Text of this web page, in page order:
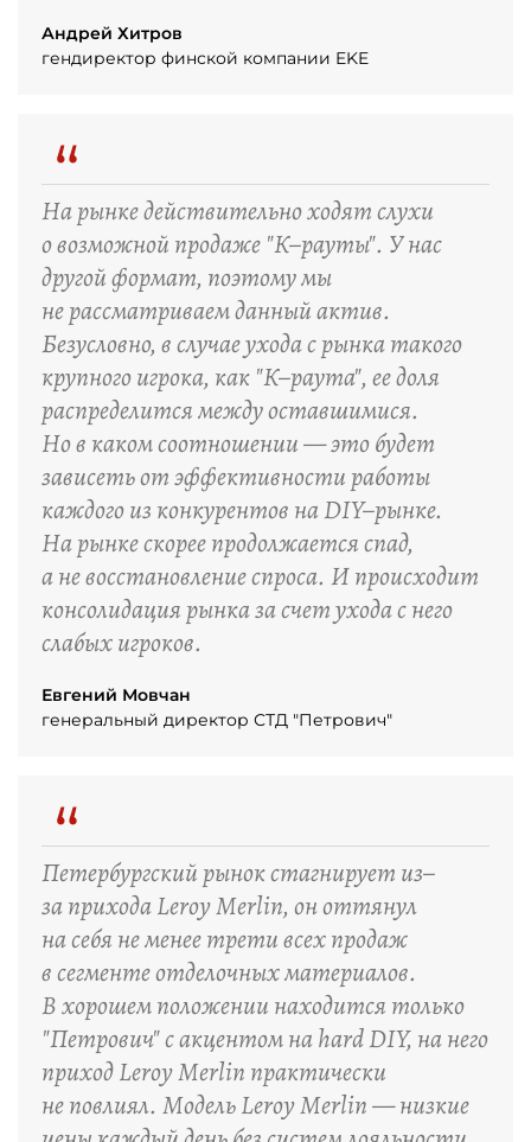
Андрей Хитров
гендиректор финской компании EKE
“
На рынке действительно ходят слухи
о возможной продаже "К–рауты". У нас
другой формат, поэтому мы
не рассматриваем данный актив.
Безусловно, в случае ухода с рынка такого
крупного игрока, как "К–раута", ее доля
распределится между оставшимися.
Но в каком соотношении — это будет
зависеть от эффективности работы
каждого из конкурентов на DIY–рынке.
На рынке скорее продолжается спад,
а не восстановление спроса. И происходит
консолидация рынка за счет ухода с него
слабых игроков.
Евгений Мовчан
генеральный директор СТД "Петрович"
“
Петербургский рынок стагнирует из–
за прихода Leroy Merlin, он оттянул
на себя не менее трети всех продаж
в сегменте отделочных материалов.
В хорошем положении находится только
"Петрович" с акцентом на hard DIY, на него
приход Leroy Merlin практически
не повлиял. Модель Leroy Merlin — низкие